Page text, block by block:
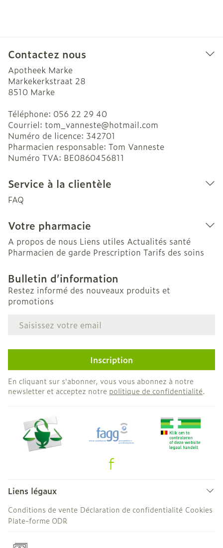
Contactez nous
Apotheek Marke
Markekerkstraat 28
8510 Marke
Téléphone: 056 22 29 40
Courriel: tom_vanneste@hotmail.com
Numéro de licence: 342701
Pharmacien responsable: Tom Vanneste
Numéro TVA: BE0860456811
Service à la clientèle
FAQ
Votre pharmacie
A propos de nous Liens utiles Actualités santé
Pharmacien de garde Prescription Tarifs des soins
Bulletin d’information
Restez informé des nouveaux produits et
promotions
Adresse mail
Inscription
En cliquant sur s'abonner, vous vous abonnez à notre
newsletter et acceptez notre politique de confidentialité.
Liens légaux
Conditions de vente Déclaration de confidentialité Cookies
Plate-forme ODR